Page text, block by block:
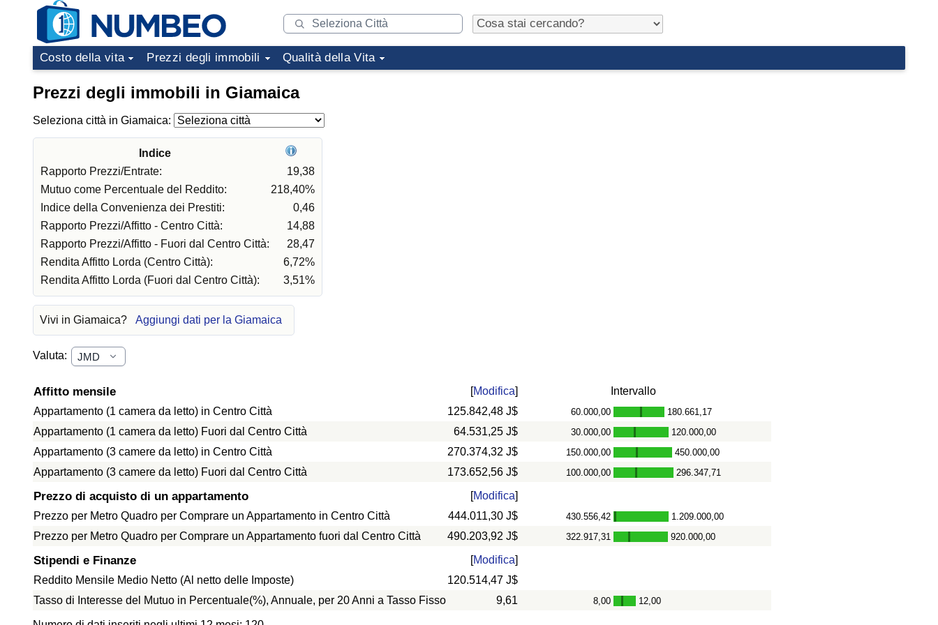
Costo della vita Prezzi degli immobili Qualità della Vita
Prezzi degli immobili in Giamaica
Seleziona città in Giamaica:
Indice
Rapporto Prezzi/Entrate:
19,38
Mutuo come Percentuale del Reddito:
218,40%
Indice della Convenienza dei Prestiti:
0,46
Rapporto Prezzi/Affitto - Centro Città:
14,88
Rapporto Prezzi/Affitto - Fuori dal Centro Città:
28,47
Rendita Affitto Lorda (Centro Città):
6,72%
Rendita Affitto Lorda (Fuori dal Centro Città):
3,51%
Vivi in Giamaica? Aggiungi dati per la Giamaica
Valuta:
Affitto mensile [Modifica]
Intervallo
Appartamento (1 camera da letto) in Centro Città
125.842,48 J$ 60.000,00 - 180.661,17
Appartamento (1 camera da letto) Fuori dal Centro Città 64.531,25 J$ 30.000,00 - 120.000,00
Appartamento (3 camere da letto) in Centro Città 270.374,32 J$ 150.000,00 - 450.000,00
Appartamento (3 camere da letto) Fuori dal Centro Città 173.652,56 J$ 100.000,00 - 296.347,71
Prezzo di acquisto di un appartamento [Modifica]
Prezzo per Metro Quadro per Comprare un Appartamento in Centro Città
444.011,30 J$ 430.556,42 - 1.209.000,00
Prezzo per Metro Quadro per Comprare un Appartamento fuori dal Centro Città 490.203,92 J$ 322.917,31 - 920.000,00
Stipendi e Finanze [Modifica]
Reddito Mensile Medio Netto (Al netto delle Imposte)
120.514,47 J$
Tasso di Interesse del Mutuo in Percentuale(%), Annuale, per 20 Anni a Tasso Fisso
9,61 8,00 - 12,00